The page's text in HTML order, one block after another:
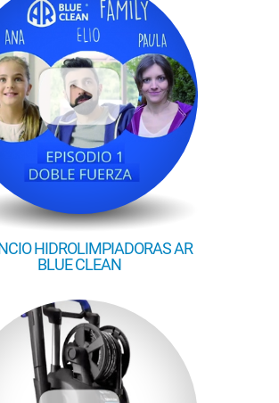
HIDROLIMPIADORAS AR
BLUE CLEAN